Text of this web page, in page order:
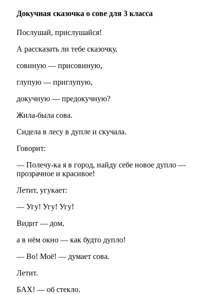
Докучная сказочка о сове для 3 класса
Послушай, прислушайся!
А рассказать ли тебе сказочку,
совиную — присовиную,
глупую — приглупую,
докучную — предокучную?
Жила-была сова.
Сидела в лесу в дупле и скучала.
Говорит:
— Полечу-ка я в город, найду себе новое дупло —
прозрачное и красивое!
Летит, угукает:
— Угу! Угу! Угу!
Видит — дом,
а в нём окно — как будто дупло!
— Во! Моё! — думает сова.
Летит.
БАХ! — об стекло.